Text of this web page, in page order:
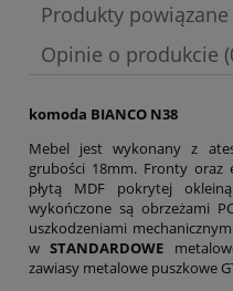
Produkty powiązane
Opinie o produkcie
komoda BIANCO N38
Mebel jest wykonany z
grubości 18mm. Fronty oraz
płytą MDF pokrytej
wykończone są obrzeżami
uszkodzeniami
wSTANDARDOWE
zawiasy metalowe puszkowe